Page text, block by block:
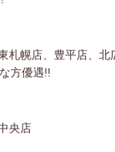
札幌店、豊平店、北
方優遇!!
央店